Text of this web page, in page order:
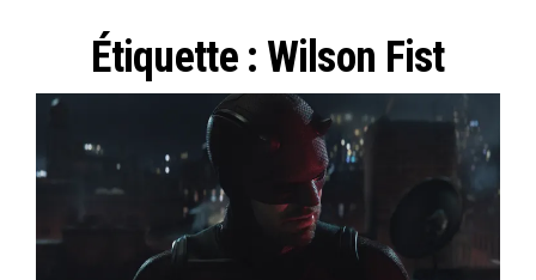
Étiquette : Wilson Fist